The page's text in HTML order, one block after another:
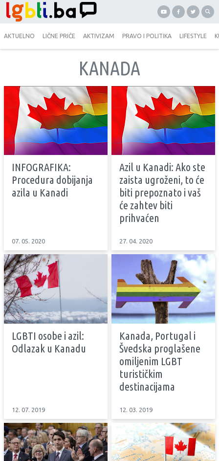
AKTUELNO LIČNE PRIČE AKTIVIZAM PRAVO I POLITIKA LIFESTYLE
KANADA
INFOGRAFIKA:
Procedura dobijanja
azila u Kanadi
07. 05. 2020
Azil u Kanadi: Ako ste
zaista ugroženi, to će
biti prepoznato i vaš
će zahtev biti
prihvaćen
27. 04. 2020
LGBTI osobe i azil:
Odlazak u Kanadu
12. 07. 2019
Kanada, Portugal i
Švedska proglašene
omiljenim LGBT
turističkim
destinacijama
12. 03. 2019